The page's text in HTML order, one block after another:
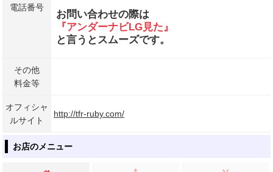
電話番号
お問い合わせの際は
『アンダーナビLG見た』
と言うとスムーズです。
その他
料金等
オフィシャ
ルサイト
http://tfr-ruby.com/
お店のメニュー